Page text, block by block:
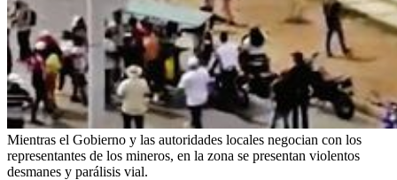
Mientras el Gobierno y las autoridades locales negocian con los
representantes de los mineros, en la zona se presentan violentos
desmanes y parálisis vial.